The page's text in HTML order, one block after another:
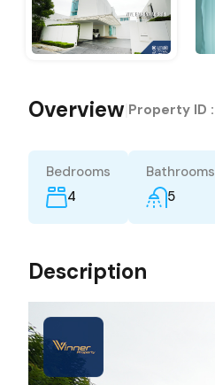
Overview Property ID :
Bedrooms
4
Bathrooms
5
Description